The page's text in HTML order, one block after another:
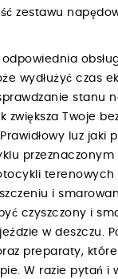
zestawu
odpowiednia
wydłużyć czas
stanu
zwiększa Twoje
luz jaki
przeznaczonym
terenowych
i
czyszczony i
w deszczu.
preparaty,
W razie pytań i